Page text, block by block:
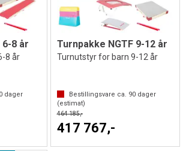
6-8 år
8 år
dager
Turnpakke NGTF 9-12 år
Turnutstyr for barn 9-12 år
Bestillingsvare ca. 90dager
(estimat)
464 185,-
417 767,-